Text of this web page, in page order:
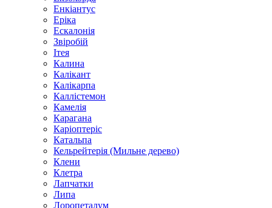
Енкіантус
Еріка
Ескалонія
Звіробій
Ітея
Калина
Калікант
Калікарпа
Каллістемон
Камелія
Карагана
Каріоптеріс
Катальпа
Кельрейтерія (Мильне дерево)
Клени
Клетра
Лапчатки
Липа
Лоропеталум